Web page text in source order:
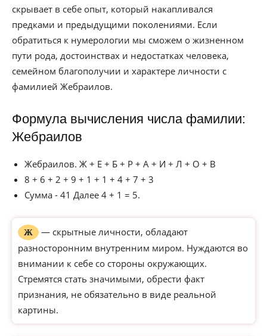
скрывает в себе опыт, который накапливался
предками и предыдущими поколениями. Если
обратиться к нумерологии мы сможем о жизненном
пути рода, достоинствах и недостатках человека,
семейном благополучии и характере личности с
фамилией Жебраилов.
Формула вычисления числа фамилии:
Жебраилов
Жебраилов. Ж + Е + Б + Р + А + И + Л + О + В
8 + 6 + 2 + 9 + 1 + 1 + 4 + 7 + 3
Сумма - 41 Далее 4 + 1 = 5.
Ж
— скрытные личности, обладают
разносторонним внутренним миром. Нуждаются во
внимании к себе со стороны окружающих.
Стремятся стать значимыми, обрести факт
признания, не обязательно в виде реальной
картины.